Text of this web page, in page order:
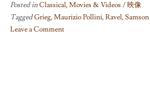
Posted inClassical,Movies & Videos / 映像
TaggedGrieg,Maurizio Pollini,Ravel,
Leave a Comment